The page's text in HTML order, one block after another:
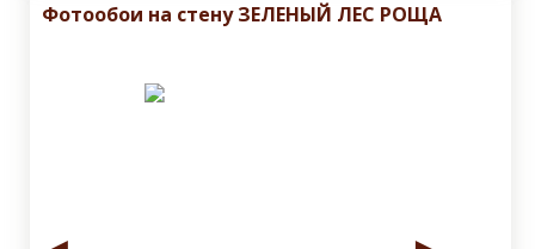
Фотообои на стену ЗЕЛЕНЫЙ ЛЕС РОЩА